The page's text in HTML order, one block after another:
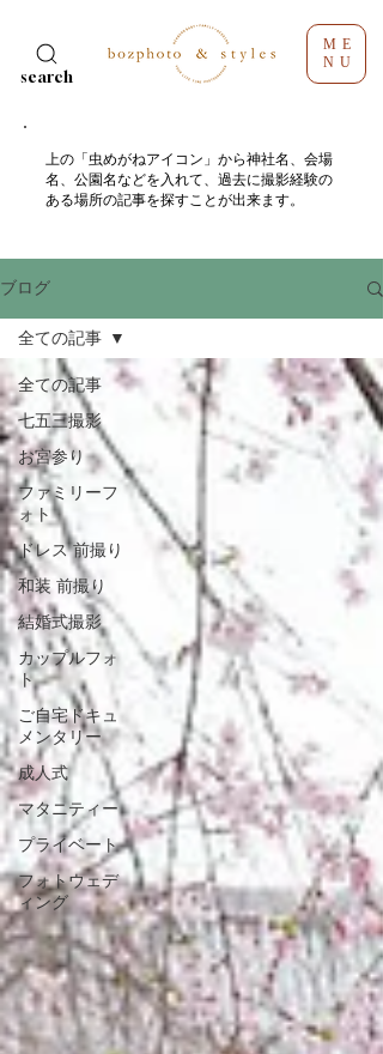
search
ME
NU
​上の「虫めがねアイコン」から神社名、会場
名、公園名などを入れて、過去に撮影経験の
ある場所の記事を探すことが出来ます。
ブログ
全ての記事
七五三撮影
お宮参り
ファミリーフ
ォト
ドレス 前撮り
和装 前撮り
結婚式撮影
カップルフォ
ト
ご自宅ドキュ
メンタリー
成人式
マタニティー
プライベート
フォトウェデ
ィング
全ての記事